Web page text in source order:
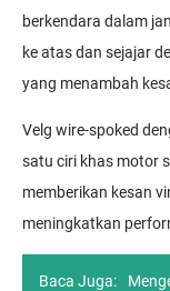
berkendara dalam
ke atas dan sejajar
yang menambah
Velg wire-spoked
satu ciri khas motor
memberikan kesan
meningkatkan
Baca Juga: